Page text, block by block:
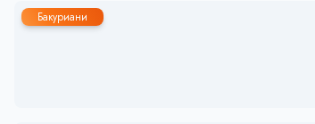
Бакуриани